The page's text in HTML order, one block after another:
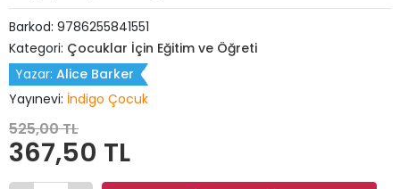
Barkod: 9786255841551
Kategori: Çocuklar İçin Eğitim ve Öğreti
Yazar: Alice Barker
Yayınevi: İndigo Çocuk
525,00 TL
367,50 TL